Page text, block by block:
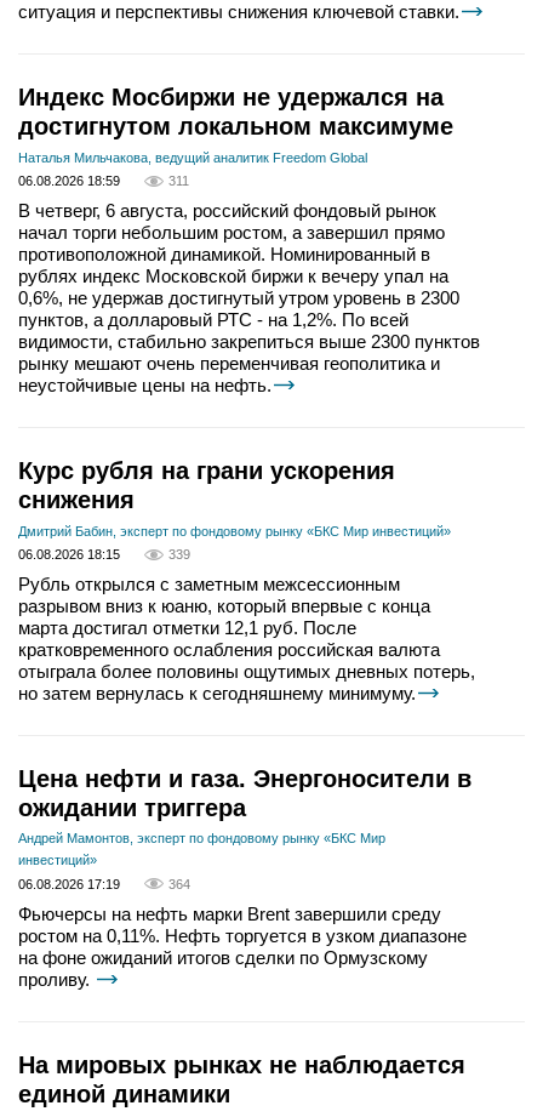
ситуация и перспективы снижения ключевой ставки.
Индекс Мосбиржи не удержался на
достигнутом локальном максимуме
Наталья Мильчакова, ведущий аналитик Freedom Global
06.08.2026 18:59
311
В четверг, 6 августа, российский фондовый рынок
начал торги небольшим ростом, а завершил прямо
противоположной динамикой. Номинированный в
рублях индекс Московской биржи к вечеру упал на
0,6%, не удержав достигнутый утром уровень в 2300
пунктов, а долларовый РТС - на 1,2%. По всей
видимости, стабильно закрепиться выше 2300 пунктов
рынку мешают очень переменчивая геополитика и
неустойчивые цены на нефть.
Курс рубля на грани ускорения
снижения
Дмитрий Бабин, эксперт по фондовому рынку «БКС Мир инвестиций»
06.08.2026 18:15
339
Рубль открылся с заметным межсессионным
разрывом вниз к юаню, который впервые с конца
марта достигал отметки 12,1 руб. После
кратковременного ослабления российская валюта
отыграла более половины ощутимых дневных потерь,
но затем вернулась к сегодняшнему минимуму.
Цена нефти и газа. Энергоносители в
ожидании триггера
Андрей Мамонтов, эксперт по фондовому рынку «БКС Мир
инвестиций»
06.08.2026 17:19
364
Фьючерсы на нефть марки Brent завершили среду
ростом на 0,11%. Нефть торгуется в узком диапазоне
на фоне ожиданий итогов сделки по Ормузскому
проливу.
На мировых рынках не наблюдается
единой динамики